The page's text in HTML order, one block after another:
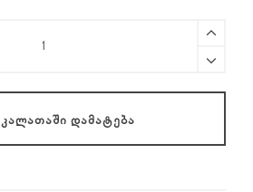
ᲙᲐᲚᲐᲗᲐᲨᲘ ᲓᲐᲛᲐᲢᲔᲑᲐ